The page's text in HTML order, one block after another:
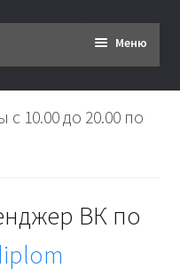
Меню
10.00 до 20.00 по
ВК по